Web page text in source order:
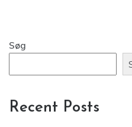
Søg
Recent Posts